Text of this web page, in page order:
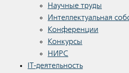
Научные труды
Интеллектуальная
Конференции
Конкурсы
НИРС
IT-деятельность